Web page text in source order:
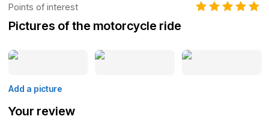
Points of interest
Pictures of the motorcycle ride
Add a picture
Your review